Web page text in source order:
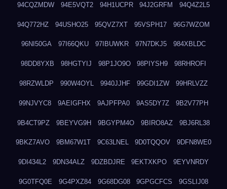
94CQZMDW 94E5VQT2 94H1UCPR 94J2GRFM 94Q4Z2L5
94Q772HZ 94USHO25 95QVZ7XT 95VSPH17 96G7WZOM
96NI50GA 97I66QKU 97IBUWKR 97N7DKJ5 984XBLDC
98DD8YXB 98HGTYIJ 98P1JO9O 98PIYSH9 98RHROFI
98RZWLDP 990W4OYL 9940JJHF 99GDI1ZW 99HRLVZZ
99NJVYC8 9AEIGFHX 9AJPFPA0 9AS5DY7Z 9B2V77PH
9B4CT9PZ 9BEYVG9H 9BGYPM4O 9BIRO8AZ 9BJ6RL38
9BKZ7AVO 9BM67W1T 9C63LNEL 9D0TQQOV 9DFN8WE0
9DI434L2 9DN34ALZ 9DZBDJRE 9EKTXKPO 9EYVNRDY
9G0TFQ0E 9G4PXZ84 9G68DG08 9GPGCFCS 9GSLIJ08